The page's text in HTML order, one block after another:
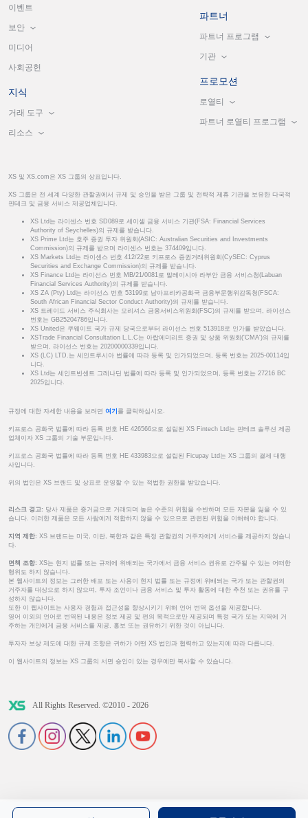
이벤트
보안
미디어
사회공헌
지식
거래 도구
리소스
파트너
파트너 프로그램
기관
프로모션
로열티
파트너 로열티 프로그램
XS 및 XS.com은 XS 그룹의 상표입니다.
XS 그룹은 전 세계 다양한 관할권에서 규제 및 승인을 받은 그룹 및 전략적 제휴 기관을 보유한 다국적
핀테크 및 금융 서비스 제공업체입니다.
XS Ltd는 라이센스 번호 SD089로 세이셸 금융 서비스 기관(FSA: Financial Services
Authority of Seychelles)의 규제를 받습니다.
XS Prime Ltd는 호주 증권 투자 위원회(ASIC: Australian Securities and Investments
Commission)의 규제를 받으며 라이센스 번호는 374409입니다.
XS Markets Ltd는 라이센스 번호 412/22로 키프로스 증권거래위원회(CySEC: Cyprus
Securities and Exchange Commission)의 규제를 받습니다.
XS Finance Ltd는 라이선스 번호 MB/21/0081로 말레이시아 라부안 금융 서비스청(Labuan
Financial Services Authority)의 규제를 받습니다.
XS ZA (Pty) Ltd는 라이선스 번호 53199로 남아프리카공화국 금융부문행위감독청(FSCA:
South African Financial Sector Conduct Authority)의 규제를 받습니다.
XS 트레이드 서비스 주식회사는 모리셔스 금융서비스위원회(FSC)의 규제를 받으며, 라이선스
번호는 GB25204786입니다.
XS United은 쿠웨이트 국가 규제 당국으로부터 라이선스 번호 513918로 인가를 받았습니다.
XSTrade Financial Consultation L.L.C는 아랍에미리트 증권 및 상품 위원회('CMA')의 규제를
받으며, 라이선스 번호는 20200000339입니다.
XS (LC) LTD.는 세인트루시아 법률에 따라 등록 및 인가되었으며, 등록 번호는 2025-00114입
니다.
XS Ltd는 세인트빈센트 그레나딘 법률에 따라 등록 및 인가되었으며, 등록 번호는 27216 BC
2025입니다.
규정에 대한 자세한 내용을 보려면 여기 를 클릭하십시오.
키프로스 공화국 법률에 따라 등록 번호 HE 426566으로 설립된 XS Fintech Ltd는 핀테크 솔루션 제공
업체이자 XS 그룹의 기술 부문입니다.
키프로스 공화국 법률에 따라 등록 번호 HE 433983으로 설립된 Ficupay Ltd는 XS 그룹의 결제 대행
사입니다.
위의 법인은 XS 브랜드 및 상표로 운영할 수 있는 적법한 권한을 받았습니다.
리스크 경고: 당사 제품은 증거금으로 거래되며 높은 수준의 위험을 수반하며 모든 자본을 잃을 수 있
습니다. 이러한 제품은 모든 사람에게 적합하지 않을 수 있으므로 관련된 위험을 이해해야 합니다.
지역 제한: XS 브랜드는 미국, 이란, 북한과 같은 특정 관할권의 거주자에게 서비스를 제공하지 않습니
다.
면책 조항: XS는 현지 법률 또는 규제에 위배되는 국가에서 금융 서비스 권유로 간주될 수 있는 어떠한
행위도 하지 않습니다.
본 웹사이트의 정보는 그러한 배포 또는 사용이 현지 법률 또는 규정에 위배되는 국가 또는 관할권의
거주자를 대상으로 하지 않으며, 투자 조언이나 금융 서비스 및 투자 활동에 대한 추천 또는 권유를 구
성하지 않습니다.
또한 이 웹사이트는 사용자 경험과 접근성을 향상시키기 위해 언어 번역 옵션을 제공합니다.
영어 이외의 언어로 번역된 내용은 정보 제공 및 편의 목적으로만 제공되며 특정 국가 또는 지역에 거
주하는 개인에게 금융 서비스를 제공, 홍보 또는 권유하기 위한 것이 아닙니다.
투자자 보상 제도에 대한 규제 조항은 귀하가 어떤 XS 법인과 협력하고 있는지에 따라 다릅니다.
이 웹사이트의 정보는 XS 그룹의 서면 승인이 있는 경우에만 복사할 수 있습니다.
All Rights Reserved. ©2010 - 2026